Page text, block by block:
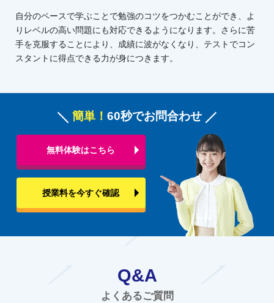
自分のペースで学ぶことで勉強のコツをつかむことができ、よ
りレベルの高い問題にも対応できるようになります。さらに苦
手を克服することにより、成績に波がなくなり、テストでコン
スタントに得点できる力が身につきます。
簡単！ 60秒でお問合わせ
無料体験はこちら
授業料を今すぐ確認
Q&A
よくあるご質問